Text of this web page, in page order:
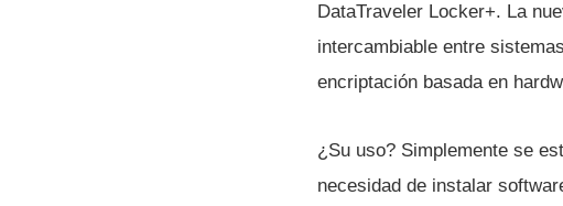
DataTraveler Locker+. La
intercambiable entre
encriptación basada en
¿Su uso? Simplemente se
necesidad de instalar